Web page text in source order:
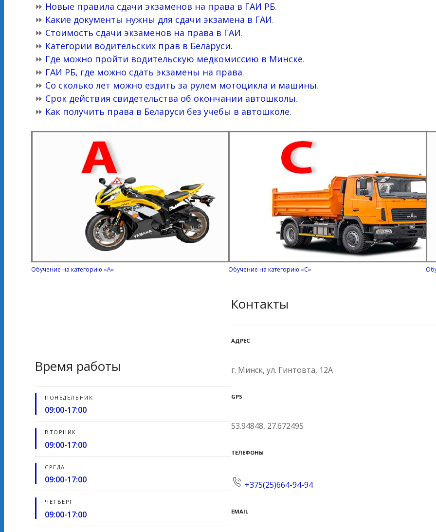
⏩ Новые правила сдачи экзаменов на права в ГАИ РБ.
⏩ Какие документы нужны для сдачи экзамена в ГАИ.
⏩ Стоимость сдачи экзаменов на права в ГАИ.
⏩ Категории водительских прав в Беларуси.
⏩ Где можно пройти водительскую медкомиссию в Минске.
⏩ ГАИ РБ, где можно сдать экзамены на права.
⏩ Со сколько лет можно ездить за рулем мотоцикла и машины.
⏩ Срок действия свидетельства об окончании автошколы.
⏩ Как получить права в Беларуси без учебы в автошколе.
Обучение на категорию «А» Обучение на категорию «С»
Время работы
ПОНЕДЕЛЬНИК
09:00-17:00
ВТОРНИК
09:00-17:00
СРЕДА
09:00-17:00
ЧЕТВЕРГ
09:00-17:00
Контакты
АДРЕС
г. Минск, ул. Гинтовта, 12А
GPS
53.94848, 27.672495
ТЕЛЕФОНЫ
+375(25)664-94-94
EMAIL